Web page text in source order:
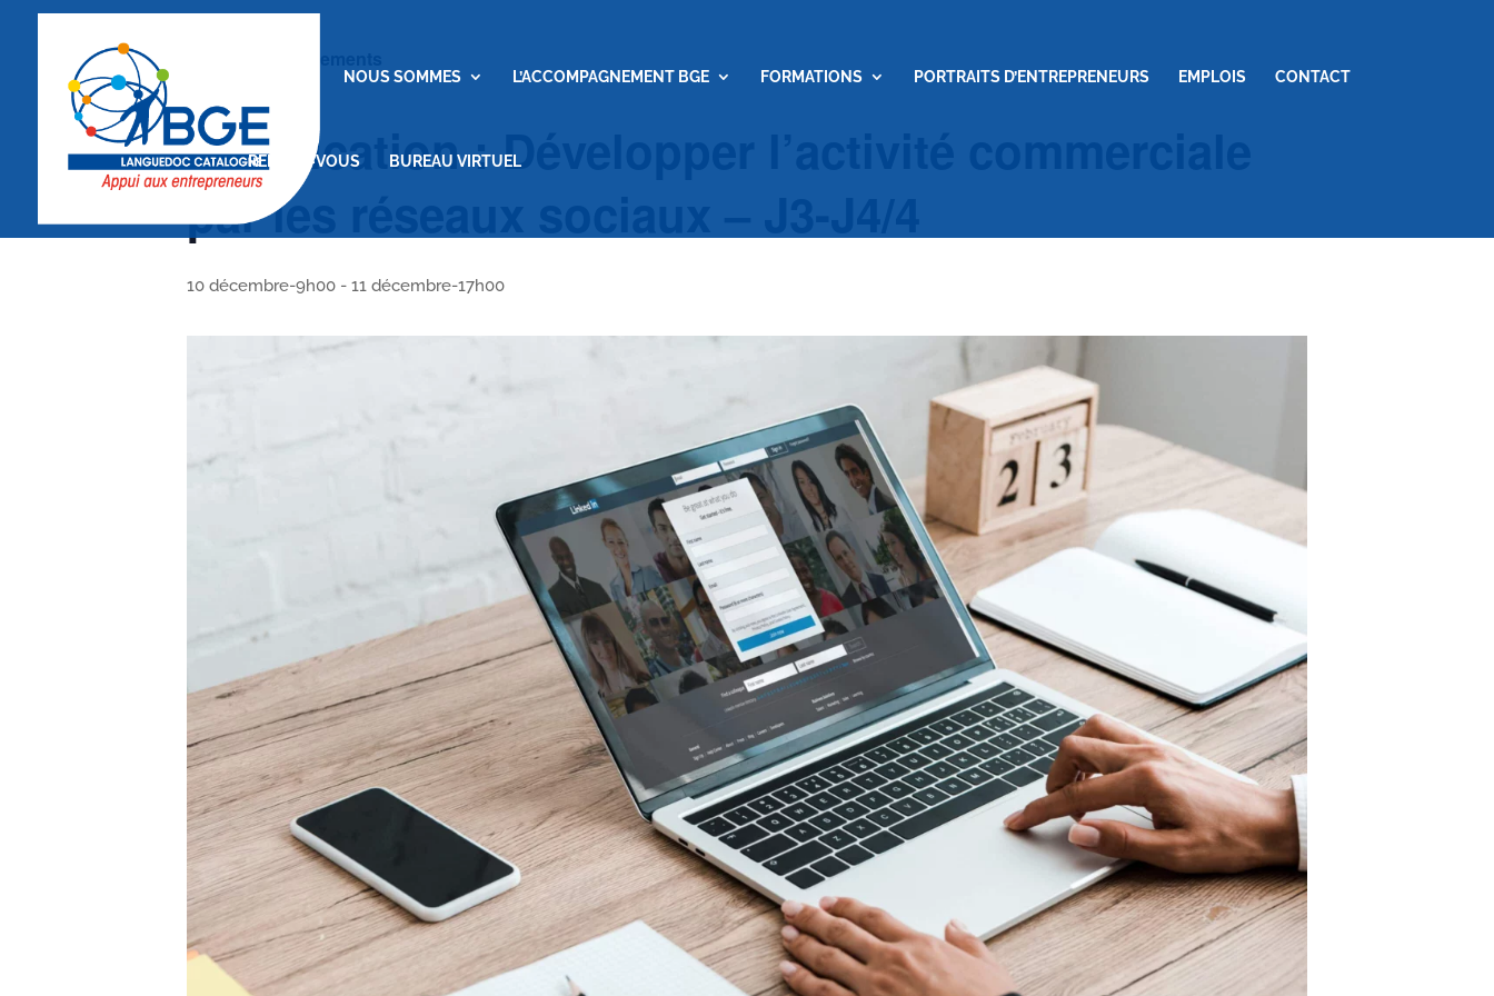
NOUS SOMMES L’ACCOMPAGNEMENT BGE FORMATIONS PORTRAITS D’ENTREPRENEURS EMPLOIS CONTACT
RENDEZ-VOUS BUREAU VIRTUEL
Certification : Développer l’activité commerciale
par les réseaux sociaux – J3-J4/4
10 décembre-9h00 - 11 décembre-17h00